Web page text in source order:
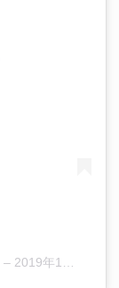
– 2019年11月月20日午前12時14分PST